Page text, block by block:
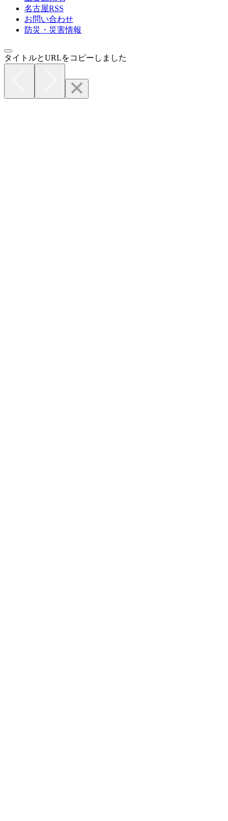
名古屋RSS
お問い合わせ
防災・災害情報
タイトルとURLをコピーしました